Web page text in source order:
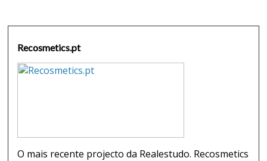
Recosmetics.pt
O mais recente projecto da Realestudo. Recosmetics